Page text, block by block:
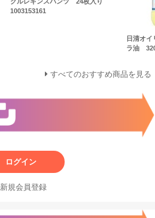
1003153161
日清オイ
ラ油
すべてのおすすめ商品を見る
ログイン
新規会員登録